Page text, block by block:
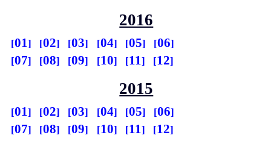
2016
01 02 03 04 05
06
07
08 09 10 11 12
2015
01 02 03 04 05
06
07
08 09 10 11 12